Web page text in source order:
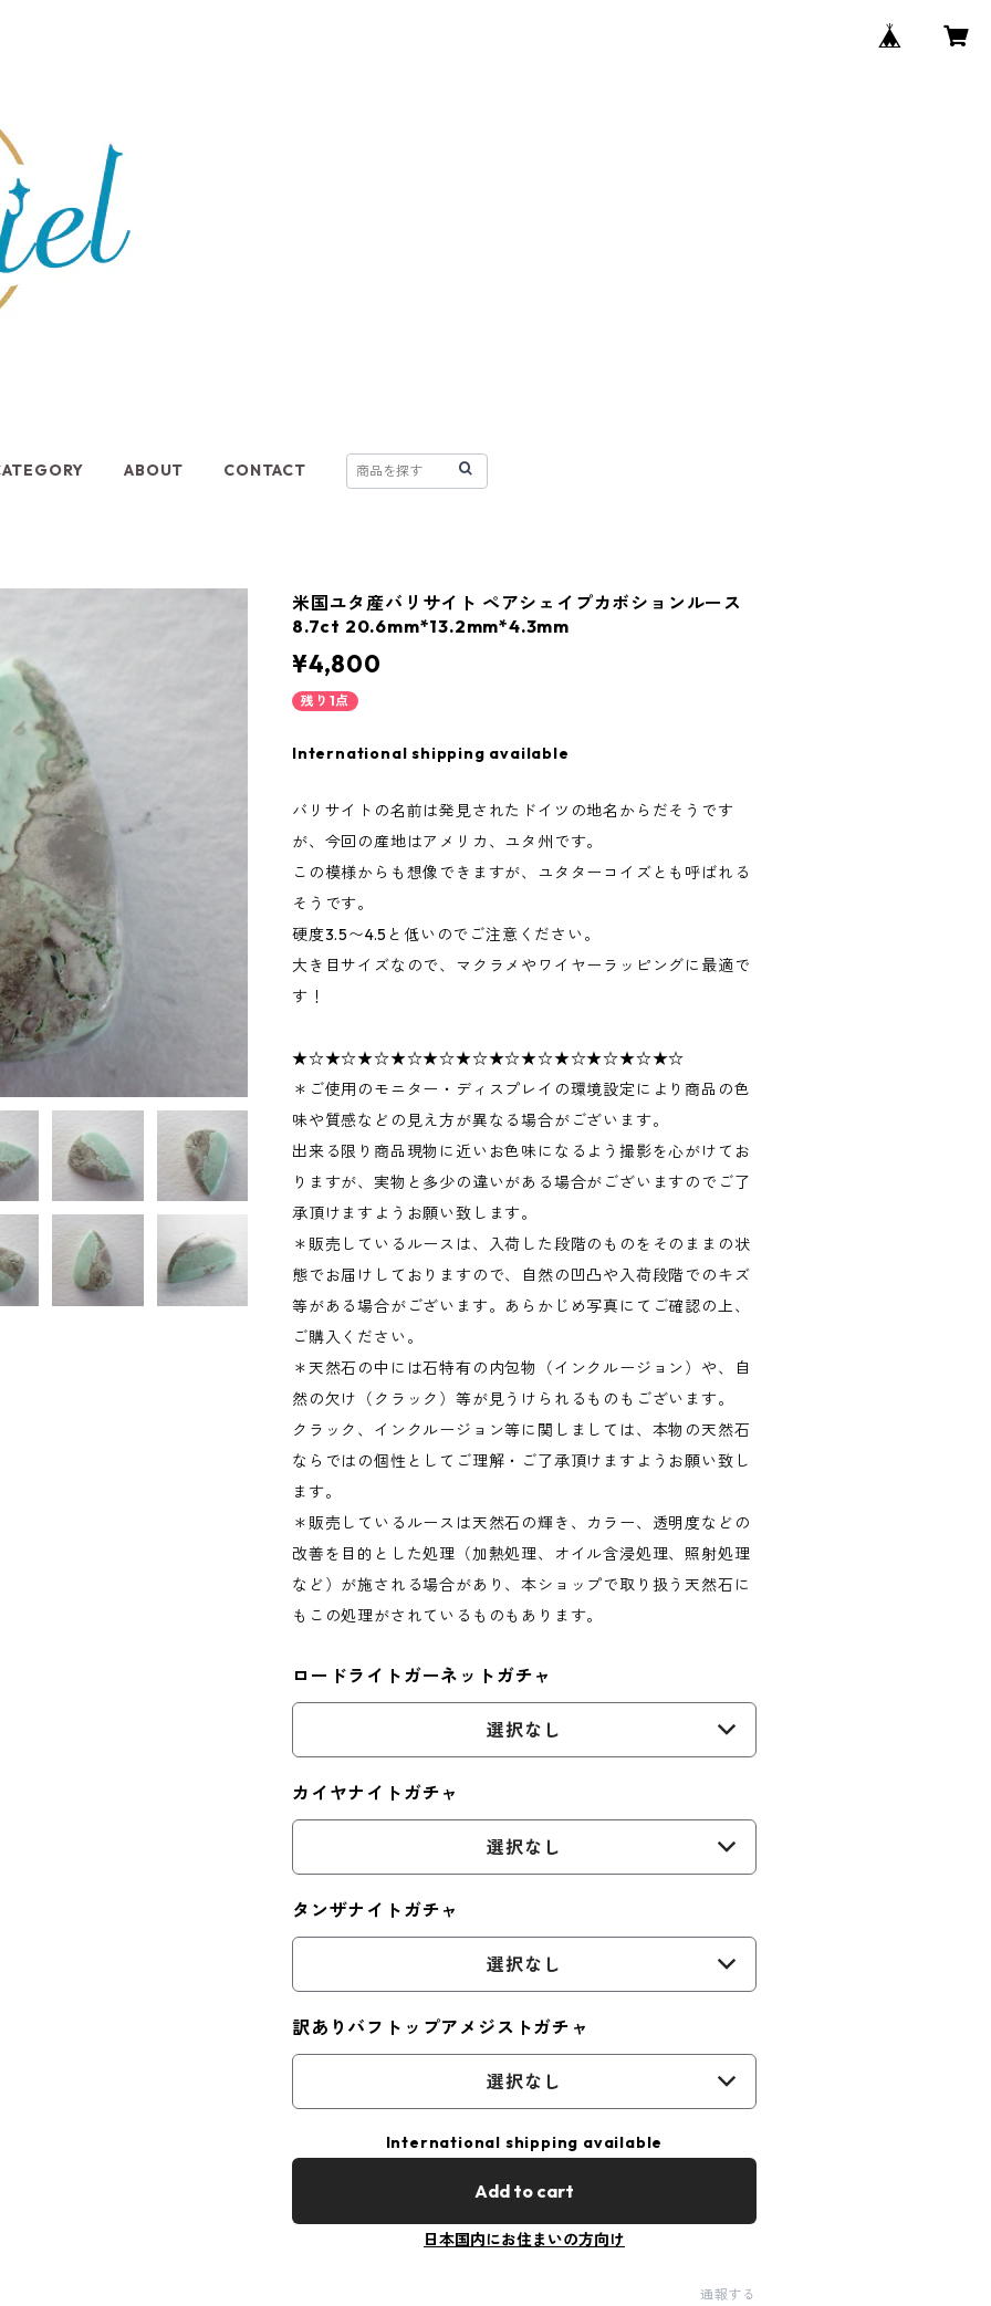
ABOUT CONTACT
米国ユタ産バリサイト ペアシェイプカボションルース
8.7ct 20.6mm*13.2mm*4.3mm
¥4,800
残り1点
International shipping available
バリサイトの名前は発見されたドイツの地名からだそうです
が、今回の産地はアメリカ、ユタ州です。
この模様からも想像できますが、ユタターコイズとも呼ばれる
そうです。
硬度3.5〜4.5と低いのでご注意ください。
大き目サイズなので、マクラメやワイヤーラッピングに最適で
す！
★☆★☆★☆★☆★☆★☆★☆★☆★☆★☆★☆★☆
＊ご使用のモニター・ディスプレイの環境設定により商品の色
味や質感などの見え方が異なる場合がございます。
出来る限り商品現物に近いお色味になるよう撮影を心がけてお
りますが、実物と多少の違いがある場合がございますのでご了
承頂けますようお願い致します。
＊販売しているルースは、入荷した段階のものをそのままの状
態でお届けしておりますので、自然の凹凸や入荷段階でのキズ
等がある場合がございます。あらかじめ写真にてご確認の上、
ご購入ください。
＊天然石の中には石特有の内包物（インクルージョン）や、自
然の欠け（クラック）等が見うけられるものもございます。
クラック、インクルージョン等に関しましては、本物の天然石
ならではの個性としてご理解・ご了承頂けますようお願い致し
ます。
＊販売しているルースは天然石の輝き、カラー、透明度などの
改善を目的とした処理（加熱処理、オイル含浸処理、照射処理
など）が施される場合があり、本ショップで取り扱う天然石に
もこの処理がされているものもあります。
ロードライトガーネットガチャ
選択なし
カイヤナイトガチャ
選択なし
タンザナイトガチャ
選択なし
訳ありバフトップアメジストガチャ
選択なし
International shipping available
Add to cart
日本国内にお住まいの方向け
通報する